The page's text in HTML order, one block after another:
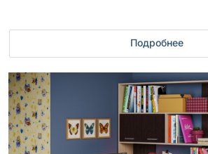
Подробнее